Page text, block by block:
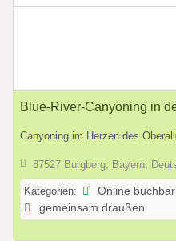
Blue-River-Canyoning in
Canyoning im Herzen des
87527 Burgberg, Bayern,
Kategorien: Online buchbar
gemeinsam draußen